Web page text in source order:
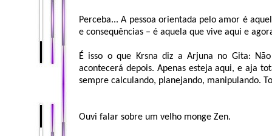
Perceba... A pessoa orientada pelo amor é
e consequências – é aquela que vive aqui e
É isso o que Krsna diz a Arjuna no Gita:
acontecerá depois. Apenas esteja aqui, e aja
sempre calculando, planejando, manipulando.
Ouvi falar sobre um velho monge Zen.